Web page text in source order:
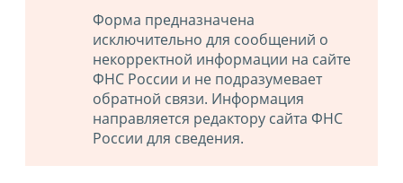
Форма предназначена
исключительно для сообщений о
некорректной информации на сайте
ФНС России и не подразумевает
обратной связи. Информация
направляется редактору сайта ФНС
России для сведения.